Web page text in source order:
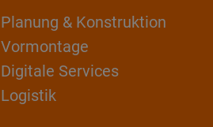
Planung & Konstruktion
Vormontage
Digitale Services
Logistik